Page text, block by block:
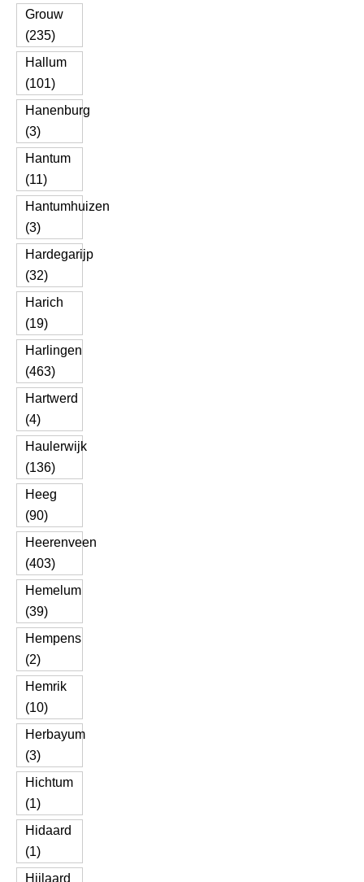
Grouw
(235)
Hallum
(101)
Hanenburg
(3)
Hantum
(11)
Hantumhuizen
(3)
Hardegarijp
(32)
Harich
(19)
Harlingen
(463)
Hartwerd
(4)
Haulerwijk
(136)
Heeg
(90)
Heerenveen
(403)
Hemelum
(39)
Hempens
(2)
Hemrik
(10)
Herbayum
(3)
Hichtum
(1)
Hidaard
(1)
Hijlaard